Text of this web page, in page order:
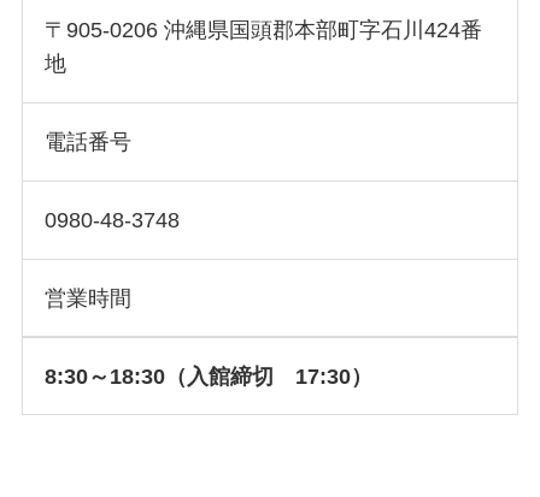
〒905-0206 沖縄県国頭郡本部町字石川424番
地
電話番号
0980-48-3748
営業時間
8:30～18:30（入館締切 17:30）